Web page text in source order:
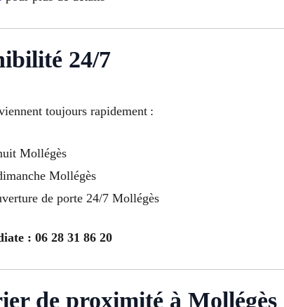
24/7
toujours rapidement :
Mollégès
Mollégès
de porte 24/7 Mollégès
: 06 28 31 86 20
de proximité à Mollégès